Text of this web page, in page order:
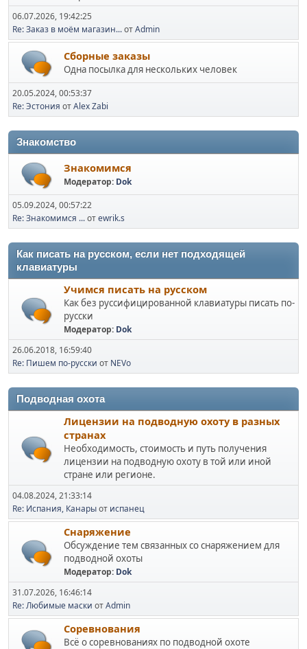
06.07.2026, 19:42:25
Re: Заказ в моём магазин...отAdmin
Сборные заказы
Одна посылка для нескольких человек
20.05.2024, 00:53:37
Re: Эстония отAlex Zabi
Знакомство
Знакомимся
Модератор: Dok
05.09.2024, 00:57:22
Re: Знакомимся ...отewrik.s
Как писать на русском, если нет подходящей
клавиатуры
Учимся писать на русском
Как без руссифицированной клавиатуры писать по-
русски
Модератор: Dok
26.06.2018, 16:59:40
Re: Пишем по-русски от NEVo
Подводная охота
Лицензии на подводную охоту в разных
странах
Необходимость, стоимость и путь получения
лицензии на подводную охоту в той или иной
стране или регионе.
04.08.2024, 21:33:14
Re: Испания, Канарыот испанец
Снаряжение
Обсуждение тем связанных со снаряжением для
подводной охоты
Модератор: Dok
31.07.2026, 16:46:14
Re: Любимые маски отAdmin
Соревнования
Всё о соревнованиях по подводной охоте